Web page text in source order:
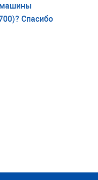
машины
Спасибо